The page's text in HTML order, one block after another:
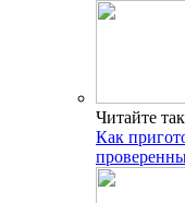
Читайте
Как